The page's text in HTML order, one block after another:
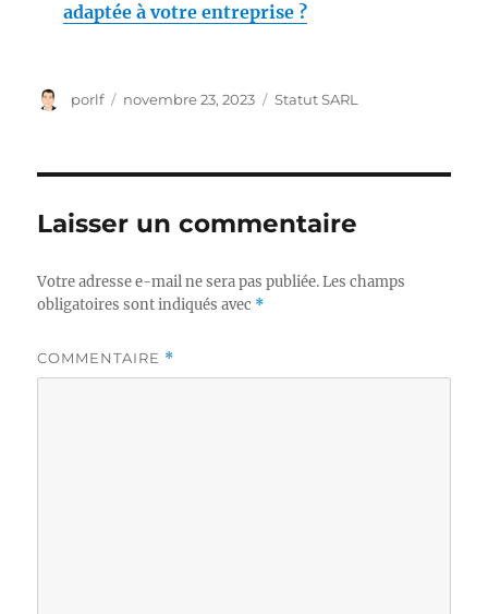
adaptée à votre entreprise ?
Auteur
porlf
Publié
novembre 23, 2023 Étiquettes
Statut SARL
Laisser un commentaire
Votre adresse e-mail ne sera pas publiée. Les champs
obligatoires sont indiqués avec *
COMMENTAIRE *